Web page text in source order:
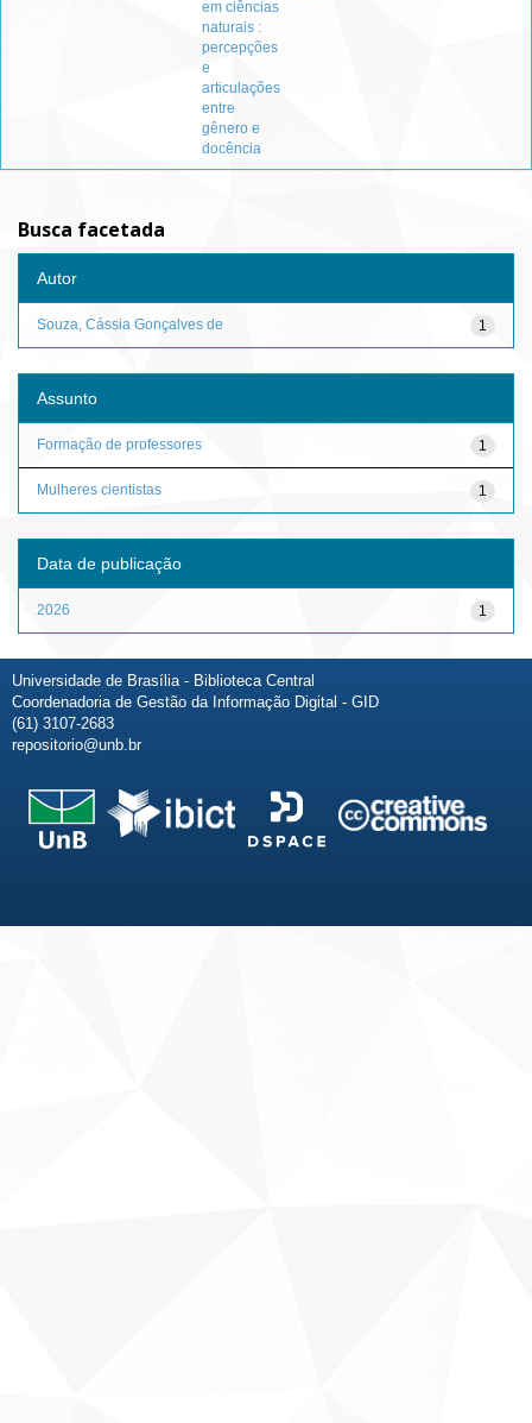
em ciências
naturais :
percepções
e
articulações
entre
gênero e
docência
Busca facetada
Autor
1
Souza, Cássia Gonçalves de
Assunto
1
Formação de professores
1
Mulheres cientistas
Data de publicação
1
2026
Universidade de Brasília - Biblioteca Central
Coordenadoria de Gestão da Informação Digital - GID
(61) 3107-2683
repositorio@unb.br